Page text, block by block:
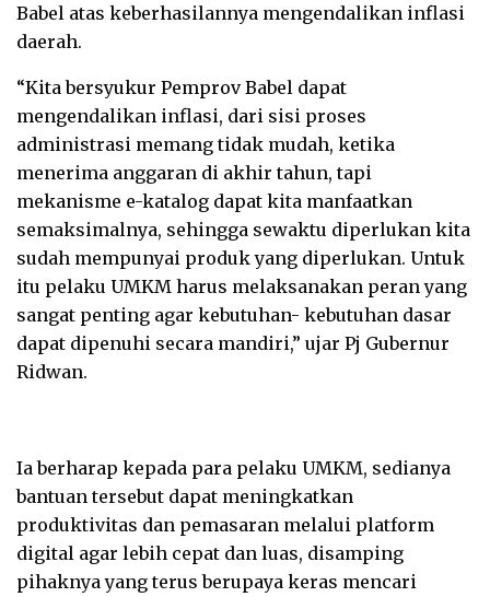
Babel atas keberhasilannya mengendalikan inflasi
daerah.
“Kita bersyukur Pemprov Babel dapat
mengendalikan inflasi, dari sisi proses
administrasi memang tidak mudah, ketika
menerima anggaran di akhir tahun, tapi
mekanisme e-katalog dapat kita manfaatkan
semaksimalnya, sehingga sewaktu diperlukan kita
sudah mempunyai produk yang diperlukan. Untuk
itu pelaku UMKM harus melaksanakan peran yang
sangat penting agar kebutuhan- kebutuhan dasar
dapat dipenuhi secara mandiri,” ujar Pj Gubernur
Ridwan.
Ia berharap kepada para pelaku UMKM, sedianya
bantuan tersebut dapat meningkatkan
produktivitas dan pemasaran melalui platform
digital agar lebih cepat dan luas, disamping
pihaknya yang terus berupaya keras mencari